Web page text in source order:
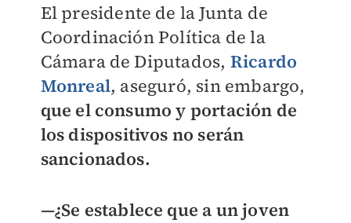
El presidente de la Junta de
Coordinación Política de la
Cámara de Diputados, Ricardo
Monreal, aseguró, sin embargo,
que el consumo y portación de
los dispositivos no serán
sancionados.
—¿Se establece que a un joven